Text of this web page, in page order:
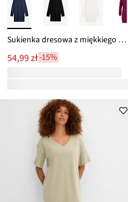
Sukienka dresowa z miękkiego materiału frotte
54,99 zł-15%